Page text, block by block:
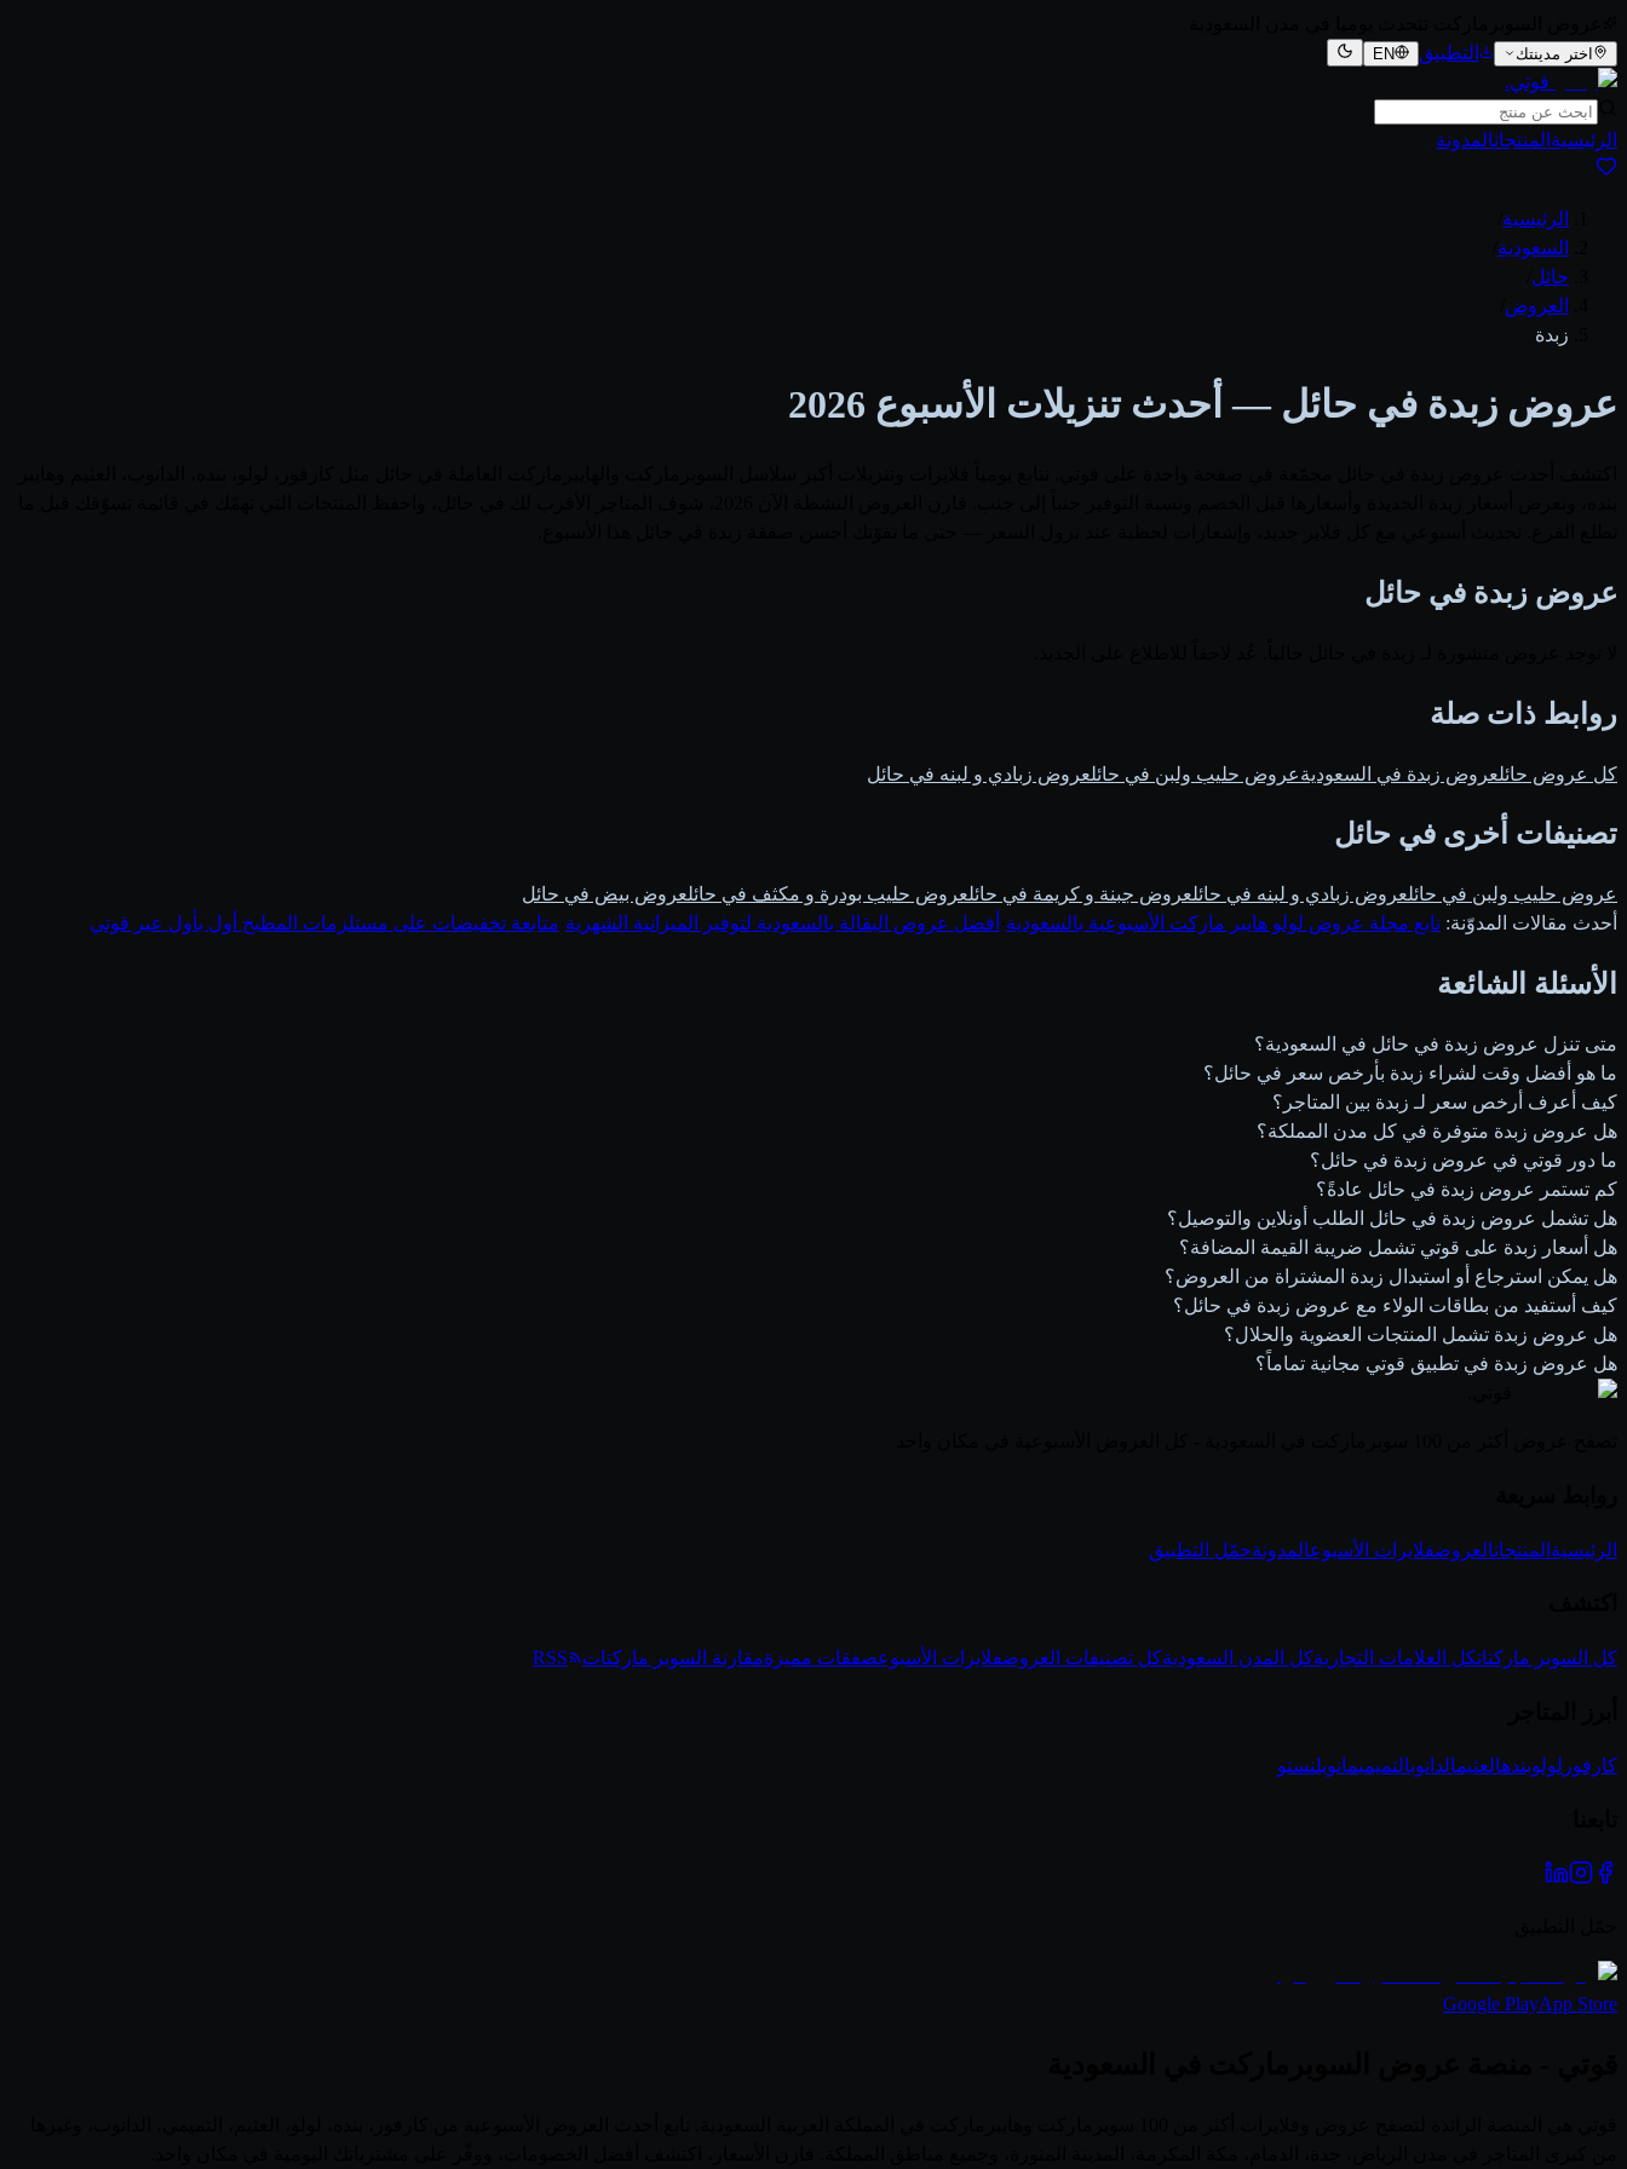
اختر مدينتك التطبيق EN
قوتي.
الرئيسية المنتجاتالمدونة
الرئيسية
السعودية
حائل
العروض
زبدة
عروض زبدة في حائل — أحدث تنزيلات الأسبوع 2026
عروض زبدة في حائل
روابط ذات صلة
كل عروض حائلعروض زبدة في السعوديةعروض حليب ولبن في حائلعروض زبادي و لبنه في حائل
تصنيفات أخرى في حائل
عروض حليب ولبن في حائلعروض زبادي و لبنه في حائلعروض جبنة و كريمة في حائلعروض حليب بودرة و مكثف في حائلعروض بيض في حائل
أحدث مقالات المدوّنة: تابع مجلة عروض لولو هايبر ماركت الأسبوعية بالسعودية أفضل عروض البقالة بالسعودية لتوفير الميزانية الشهرية متابعة تخفيضات على مستلزمات المطبخ أول بأول عبر قوتي
الأسئلة الشائعة
متى تنزل عروض زبدة في حائل في السعودية؟
ما هو أفضل وقت لشراء زبدة بأرخص سعر في حائل؟
كيف أعرف أرخص سعر لـ زبدة بين المتاجر؟
هل عروض زبدة متوفرة في كل مدن المملكة؟
ما دور قوتي في عروض زبدة في حائل؟
كم تستمر عروض زبدة في حائل عادةً؟
هل تشمل عروض زبدة في حائل الطلب أونلاين والتوصيل؟
هل أسعار زبدة على قوتي تشمل ضريبة القيمة المضافة؟
هل يمكن استرجاع أو استبدال زبدة المشتراة من العروض؟
كيف أستفيد من بطاقات الولاء مع عروض زبدة في حائل؟
هل عروض زبدة تشمل المنتجات العضوية والحلال؟
هل عروض زبدة في تطبيق قوتي مجانية تماماً؟
الرئيسية المنتجاتالعروضفلايرات الأسبوعالمدونةحمّل التطبيق
كل السوبر ماركتاتكل العلامات التجاريةكل المدن السعوديةكل تصنيفات العروضفلايرات الأسبوعصفقات مميزةمقارنة السوبر ماركتات RSS
كارفور لولوبندهالعثيمالدانوبالتميميمانويلنستو
Google PlayApp Store